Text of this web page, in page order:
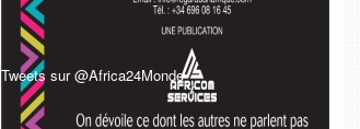
Tweets sur @Africa24Monde